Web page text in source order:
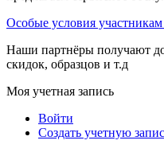
Особые условия
Наши партнёры получают
скидок, образцов и т.д
Моя учетная запись
Войти
Создать учетную